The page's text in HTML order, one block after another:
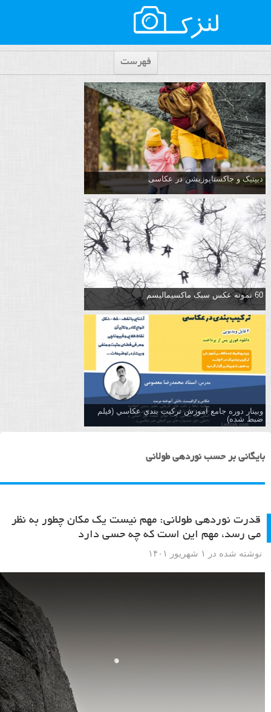
فهرست
دیپتیک و جاکستا‌پوزیشن در عکاسی
60 نمونه عکس سبک ماکسیمالیسم
وبینار دوره جامع آموزش تركيب بندي عكاسي (فیلم
ضبط شده)
بایگانی بر حسب نوردهی طولانی
قدرت نوردهی طولانی: مهم نیست یک مکان چطور به نظر
می رسد، مهم این است که چه حسی دارد
نوشته شده در ۱ شهریور ۱۴۰۱